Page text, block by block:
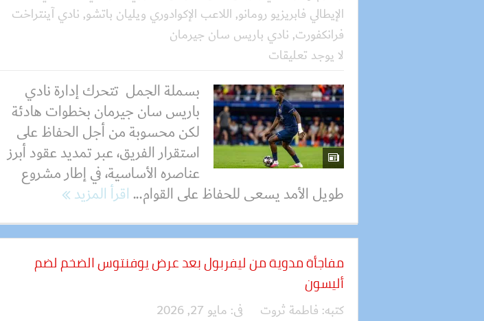
الإيطالي فابريزيو رومانو, اللاعب الإكوادوري ويليان باتشو, نادي آينتراخت
فرانكفورت, نادي باريس سان جيرمان
لا يوجد تعليقات
بسملة الجمل تتحرك إدارة نادي
باريس سان جيرمان بخطوات هادئة
لكن محسوبة من أجل الحفاظ على
استقرار الفريق، عبر تمديد عقود أبرز
عناصره الأساسية، في إطار مشروع
طويل الأمد يسعى للحفاظ على القوام...اقرأ المزيد
مفاجأة مدوية من ليفربول بعد عرض يوفنتوس الضخم لضم
أليسون
كتبه: فاطمة ثروت فى: مايو 27, 2026